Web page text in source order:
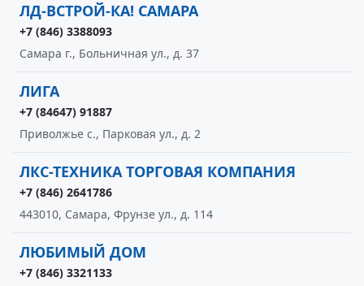
ЛД-ВСТРОЙ-КА! САМАРА
+7 (846) 3388093
Самара г., Больничная ул., д. 37
ЛИГА
+7 (84647) 91887
Приволжье с., Парковая ул., д. 2
ЛКС-ТЕХНИКА ТОРГОВАЯ КОМПАНИЯ
+7 (846) 2641786
443010, Самара, Фрунзе ул., д. 114
ЛЮБИМЫЙ ДОМ
+7 (846) 3321133